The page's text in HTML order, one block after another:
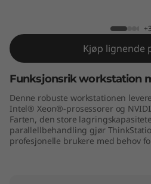
o
w
e
+3
Kjøp lignende
Funksjonsrik workstation
Denne robuste workstationen
Intel® Xeon®-prosessorer og
Farten, den store
parallellbehandling gjør
profesjonelle brukere med behov